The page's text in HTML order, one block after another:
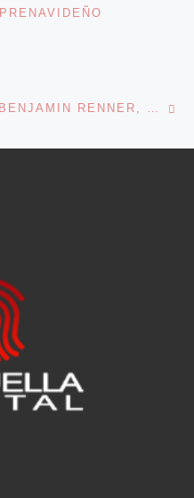
ERNEST & CÉLESTINE DE BENJAMIN RENNER, STÉPHANE AUBIER, VINCENT PATAR